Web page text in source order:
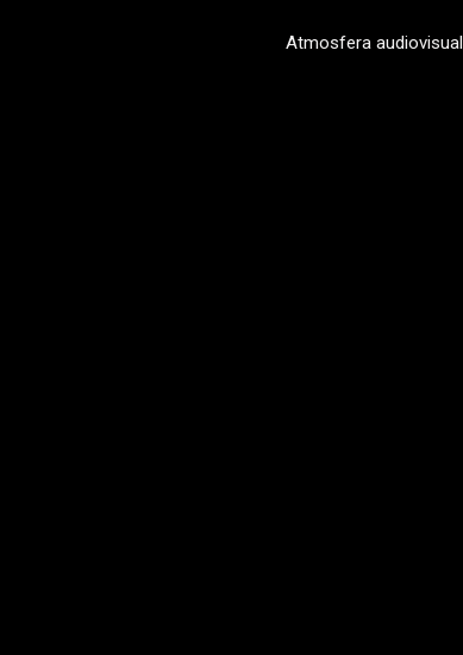
Atmosfera audiovisual